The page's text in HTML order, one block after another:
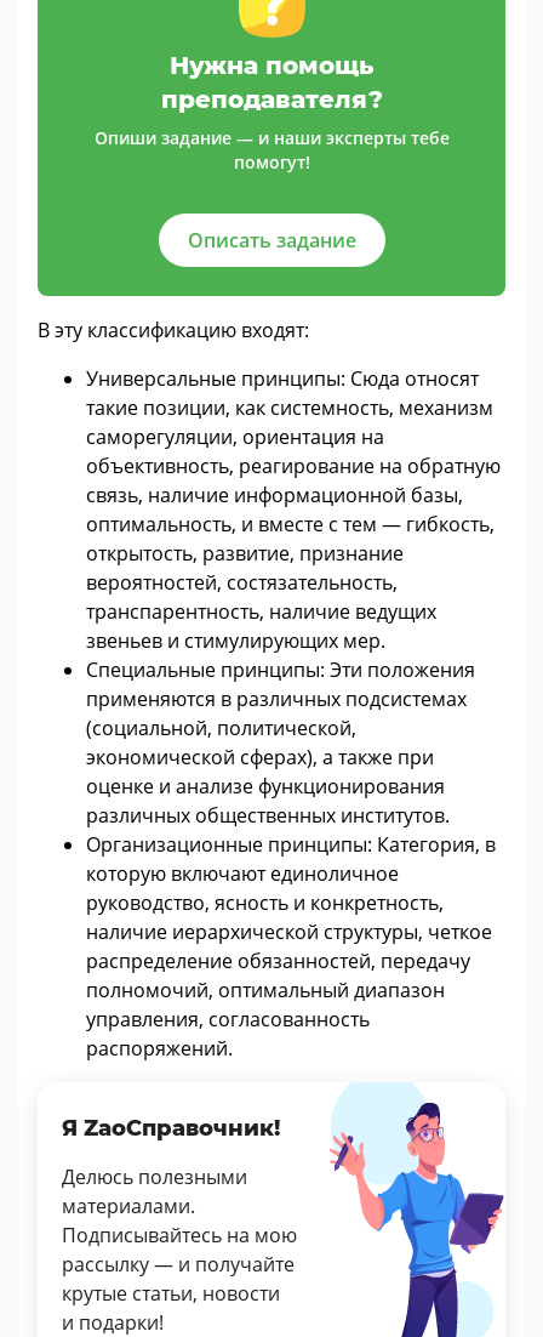
Нужна помощь
преподавателя?
Опиши задание — и наши эксперты тебе
помогут!
Описать задание
В эту классификацию входят:
Универсальные принципы: Сюда относят
такие позиции, как системность, механизм
саморегуляции, ориентация на
объективность, реагирование на обратную
связь, наличие информационной базы,
оптимальность, и вместе с тем — гибкость,
открытость, развитие, признание
вероятностей, состязательность,
транспарентность, наличие ведущих
звеньев и стимулирующих мер.
Специальные принципы: Эти положения
применяются в различных подсистемах
(социальной, политической,
экономической сферах), а также при
оценке и анализе функционирования
различных общественных институтов.
Организационные принципы: Категория, в
которую включают единоличное
руководство, ясность и конкретность,
наличие иерархической структуры, четкое
распределение обязанностей, передачу
полномочий, оптимальный диапазон
управления, согласованность
распоряжений.
Я ZaoСправочник!
Делюсь полезными
материалами.
Подписывайтесь на мою
рассылку — и получайте
крутые статьи, новости
и подарки!